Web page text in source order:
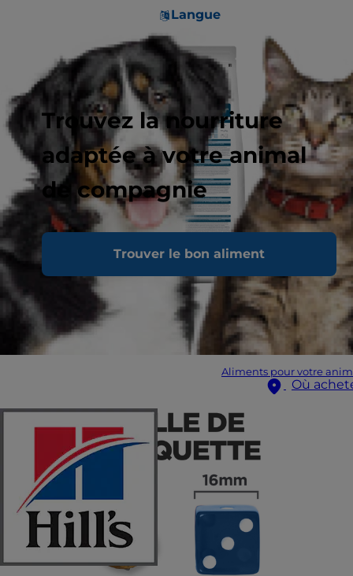
Langue
Trouvez la nourriture
adaptée à votre animal
de compagnie
Trouver le bon aliment
Aliments pour votre
Où